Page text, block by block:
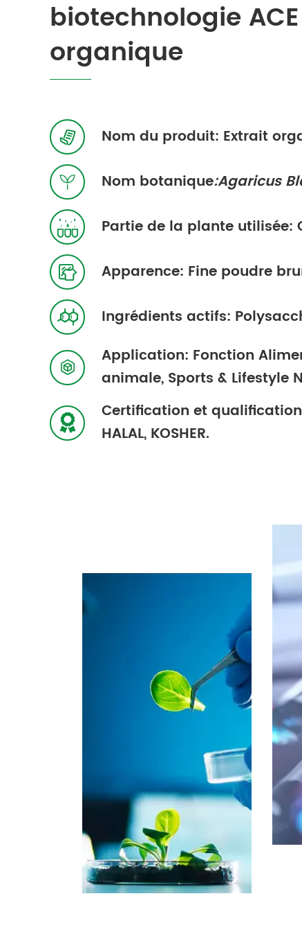
biotechnologie
organique
 Nom du produit: Extrait
 Nom botanique:Agaricus
 Partie de la plante utilisée:
 Apparence: Fine poudre
 Ingrédients actifs:

Application: Fonction
animale, Sports & Lifestyle

Certification et qualification:
HALAL, KOSHER.